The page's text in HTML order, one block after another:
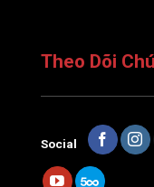
Theo Dõi
Social